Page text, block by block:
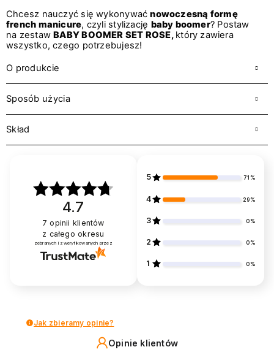
Chcesz nauczyć się wykonywaćnowoczesną formę
french manicure, czyli stylizację baby boomer? Postaw
na zestawBABY BOOMER SET ROSE, który zawiera
wszystko, czego potrzebujesz!
O produkcie
Sposób użycia
Skład
4.7
7 opinii klientów
z całego okresu
zebranych i zweryfikowanych przez
5 71%
4 29%
3 0%
2 0%
1 0%
Jak zbieramy opinie?
Opinie klientów